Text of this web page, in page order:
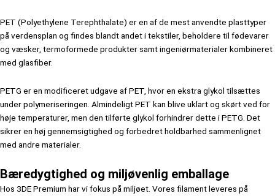
PET (Polyethylene Terephthalate) er en af de mest anvendte plasttyper
på verdensplan og findes blandt andet i tekstiler, beholdere til fødevarer
og væsker, termoformede produkter samt ingeniørmaterialer kombineret
med glasfiber.
PETG er en modificeret udgave af PET, hvor en ekstra glykol tilsættes
under polymeriseringen. Almindeligt PET kan blive uklart og skørt ved for
høje temperaturer, men den tilførte glykol forhindrer dette i PETG. Det
sikrer en høj gennemsigtighed og forbedret holdbarhed sammenlignet
med andre materialer.
Bæredygtighed og miljøvenlig emballage
Hos 3DE Premium har vi fokus på miljøet. Vores filament leveres på